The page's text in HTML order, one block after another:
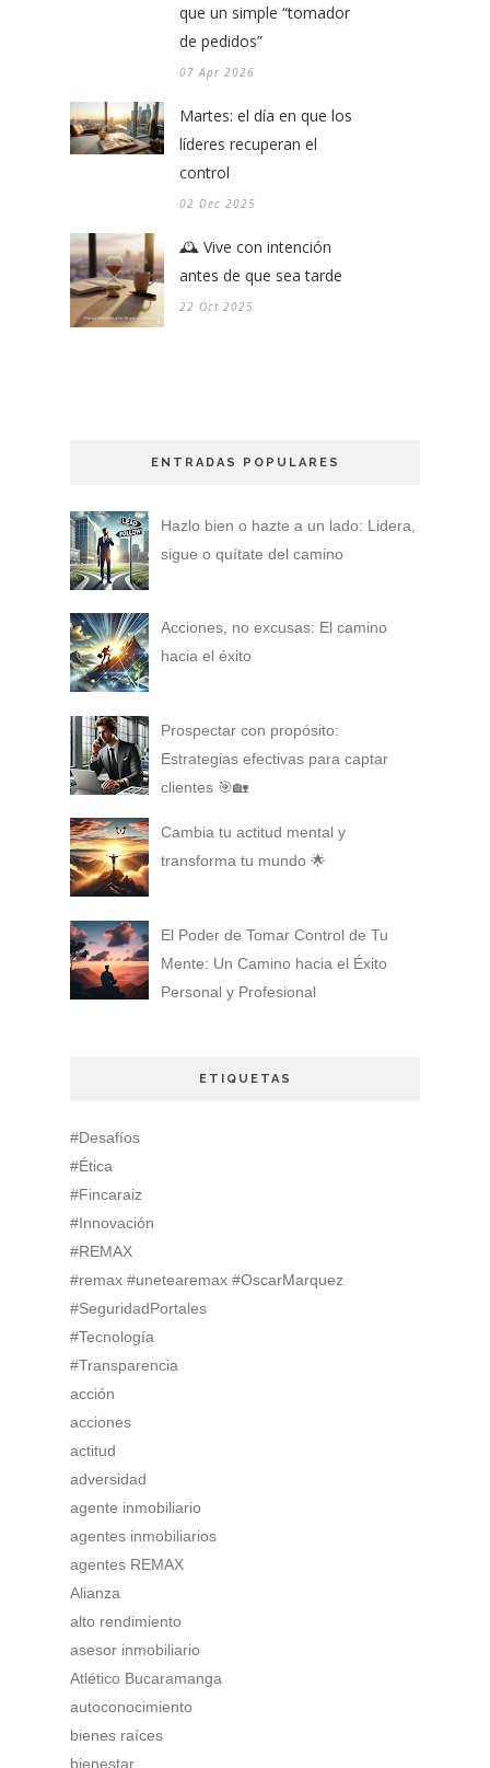
que un simple “tomador
de pedidos”
07 Apr 2026
Martes: el día en que los
líderes recuperan el
control
02 Dec 2025
🕰️ Vive con intención
antes de que sea tarde
22 Oct 2025
ENTRADAS POPULARES
Hazlo bien o hazte a un lado: Lidera,
sigue o quítate del camino
Acciones, no excusas: El camino
hacia el éxito
Prospectar con propósito:
Estrategias efectivas para captar
clientes 🎯🏡
Cambia tu actitud mental y
transforma tu mundo 🌟
El Poder de Tomar Control de Tu
Mente: Un Camino hacia el Éxito
Personal y Profesional
ETIQUETAS
#Desafíos
#Ética
#Fincaraiz
#Innovación
#REMAX
#remax #unetearemax #OscarMarquez
#SeguridadPortales
#Tecnología
#Transparencia
acción
acciones
actitud
adversidad
agente inmobiliario
agentes inmobiliarios
agentes REMAX
Alianza
alto rendimiento
asesor inmobiliario
Atlético Bucaramanga
autoconocimiento
bienes raíces
bienestar